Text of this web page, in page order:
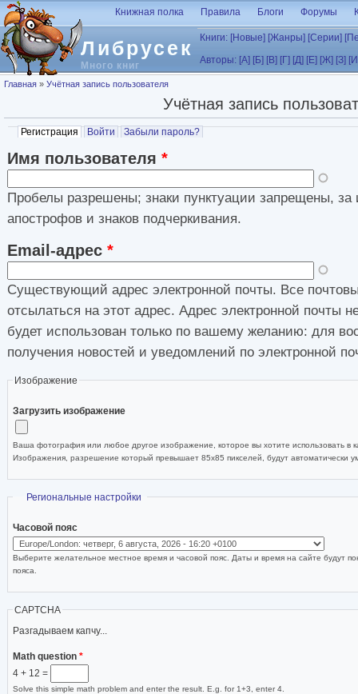
Перейти к основному содержанию
Либрусек
Много книг
Книжная полка Правила Блоги Форумы
Книги: [Новые] [Жанры] [Серии]
Авторы: [А] [Б] [В] [Г] [Д] [Е] [Ж] [З]
Вы здесь
Главная » Учётная запись пользователя
Учётная запись
Главные вкладки
Регистрация (активная вкладка)
Войти Забыли пароль?
Имя пользователя *
Пробелы разрешены; знаки пунктуации запрещены, за
апострофов и знаков подчеркивания.
Email-адрес *
Существующий адрес электронной почты. Все
отсылаться на этот адрес. Адрес электронной почты
будет использован только по вашему желанию: для
получения новостей и уведомлений по электронной
Изображение
Загрузить изображение
Ваша фотография или любое другое изображение, которое вы хотите использовать в
Изображения, разрешение который превышает 85x85 пикселей, будут автоматически
Скрыть
Региональные настройки
Часовой пояс
Выберите желательное местное время и часовой пояс. Даты и время на сайте будут
пояса.
CAPTCHA
Разгадываем капчу...
Math question *
4 + 12 =
Solve this simple math problem and enter the result. E.g. for 1+3, enter 4.